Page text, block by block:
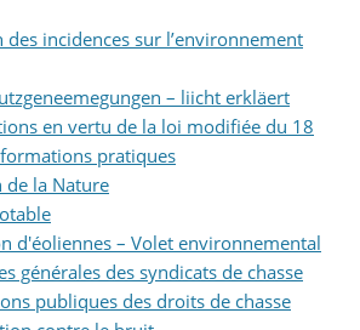
des incidences sur l’environnement
– liicht erkläert
en vertu de la loi modifiée du 18
pratiques
de la Nature
d'éoliennes – Volet environnemental
générales des syndicats de chasse
publiques des droits de chasse